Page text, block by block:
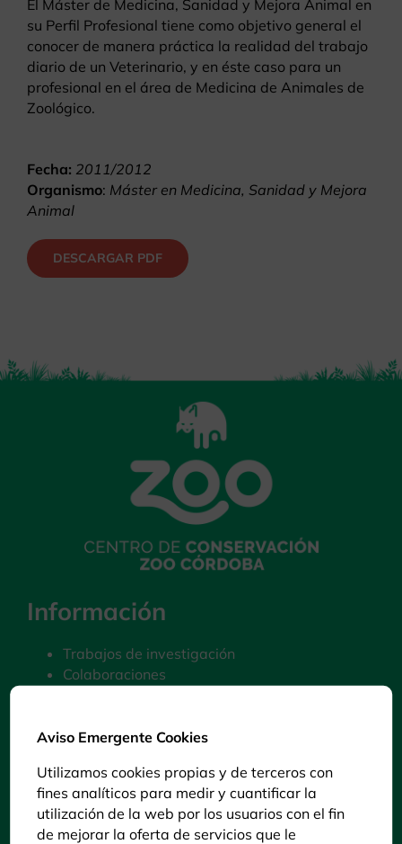
El Máster de Medicina, Sanidad y Mejora Animal en
su Perfil Profesional tiene como objetivo general el
conocer de manera práctica la realidad del trabajo
diario de un Veterinario, y en éste caso para un
profesional en el área de Medicina de Animales de
Zoológico.
Fecha: 2011/2012
Organismo: Máster en Medicina, Sanidad y Mejora
Animal
DESCARGAR PDF
Información
Trabajos de investigación
Colaboraciones
Política de Cookies
Declaración de accesibilidad
Puedes consultar la información del C. C. Zoo
Córdoba en LECTURA FÁCIL pulsando sobre
Aviso Emergente Cookies
Utilizamos cookies propias y de terceros con
fines analíticos para medir y cuantificar la
utilización de la web por los usuarios con el fin
de mejorar la oferta de servicios que le